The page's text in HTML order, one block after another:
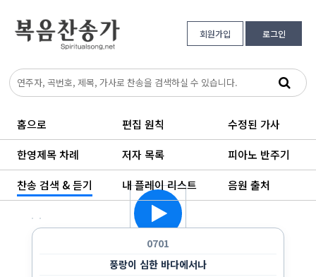
회원가입 로그인
홈으로 편집 원칙 수정된 가사
한영제목 차례 저자 목록 피아노 반주기
찬송 검색 & 듣기 내 플레이 리스트 음원 출처
순서대로 한 번 듣기
순서대로 반복 듣기
랜덤으로 듣기
한 곡만 반복 듣기
0701
풍랑이 심한 바다에서나